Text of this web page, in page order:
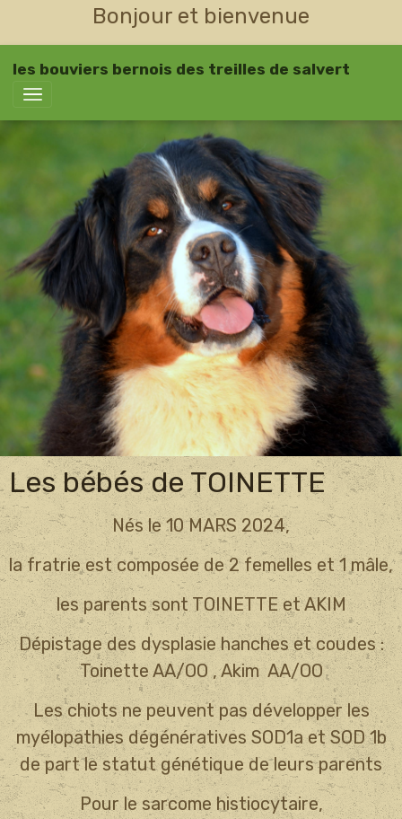
Bonjour et bienvenue
les bouviers bernois des treilles de salvert
Les bébés de TOINETTE
Nés le 10 MARS 2024,
la fratrie est composée de 2 femelles et 1 mâle,
les parents sont TOINETTE et AKIM
Dépistage des dysplasie hanches et coudes :
Toinette AA/OO , Akim AA/OO
Les chiots ne peuvent pas développer les
myélopathies dégénératives SOD1a et SOD 1b
de part le statut génétique de leurs parents
Pour le sarcome histiocytaire,